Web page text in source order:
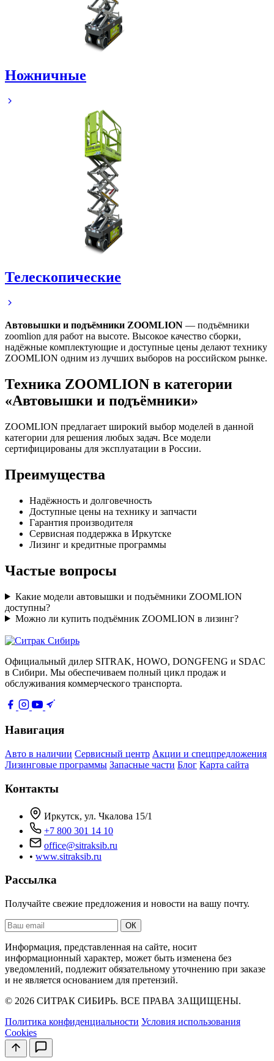
Ножничные
Телескопические
Автовышки и подъёмники ZOOMLION — подъёмники
zoomlion для работ на высоте. Высокое качество сборки,
надёжные комплектующие и доступные цены делают технику
ZOOMLION одним из лучших выборов на российском рынке.
Техника ZOOMLION в категории
«Автовышки и подъёмники»
ZOOMLION предлагает широкий выбор моделей в данной
категории для решения любых задач. Все модели
сертифицированы для эксплуатации в России.
Преимущества
Надёжность и долговечность
Доступные цены на технику и запчасти
Гарантия производителя
Сервисная поддержка в Иркутске
Лизинг и кредитные программы
Частые вопросы
Какие модели автовышки и подъёмники ZOOMLION
доступны?
Можно ли купить подъёмник ZOOMLION в лизинг?
Официальный дилер SITRAK, HOWO, DONGFENG и SDAC
в Сибири. Мы обеспечиваем полный цикл продаж и
обслуживания коммерческого транспорта.
Навигация
Авто в наличии Сервисный центр Акции и спецпредложения
Лизинговые программы Запасные части Блог Карта сайта
Контакты
Иркутск, ул. Чкалова 15/1
+7 800 301 14 10
office@sitraksib.ru
• www.sitraksib.ru
Рассылка
Получайте свежие предложения и новости на вашу почту.
Ваш
email
ОК
Информация, представленная на сайте, носит
информационный характер, может быть изменена без
уведомлений, подлежит обязательному уточнению при заказе
и не является основанием для претензий.
© 2026 СИТРАК СИБИРЬ. ВСЕ ПРАВА ЗАЩИЩЕНЫ.
Политика конфиденциальности Условия использования
Cookies